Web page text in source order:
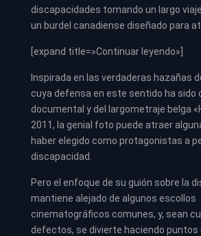
discapacidades tomando un largo
un burdel canadiense diseñado para
[expand title=»Continuar leyendo»]
Inspirada en las verdaderas hazañas
cuya defensa en este sentido ha sido
documental y del largometraje belga
2011, la genial foto puede atraer
haber elegido como protagonistas a
discapacidad.
Pero el enfoque de su guión sobre la
mantiene alejado de algunos escollos
cinematográficos comunes, y, sean
defectos, se divierte haciendo puntos